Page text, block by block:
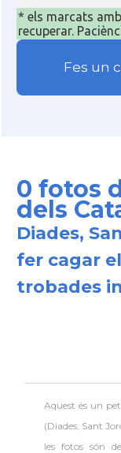
* els marcats
recuperar.
Fes un
0 fotos
dels
Diades,
fer cagar
trobades
Aquest és un
(Diades, Sant
les fotos són